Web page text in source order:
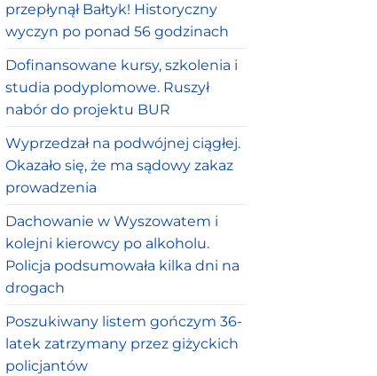
przepłynął Bałtyk! Historyczny
wyczyn po ponad 56 godzinach
Dofinansowane kursy, szkolenia i
studia podyplomowe. Ruszył
nabór do projektu BUR
Wyprzedzał na podwójnej ciągłej.
Okazało się, że ma sądowy zakaz
prowadzenia
Dachowanie w Wyszowatem i
kolejni kierowcy po alkoholu.
Policja podsumowała kilka dni na
drogach
Poszukiwany listem gończym 36-
latek zatrzymany przez giżyckich
policjantów